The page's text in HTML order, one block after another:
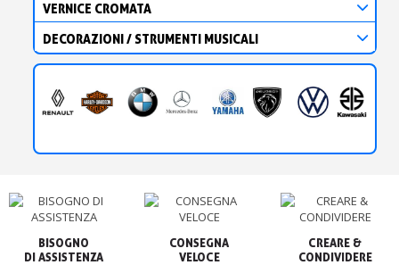
VERNICE CROMATA
DECORAZIONI / STRUMENTI MUSICALI
BISOGNO
CONSEGNA
VELOCE
CREARE &
CONDIVIDERE